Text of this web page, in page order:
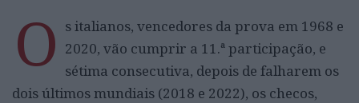
O s italianos, vencedores da prova em 1968 e
2020, vão cumprir a 11.ª participação, e
sétima consecutiva, depois de falharem os
dois últimos mundiais (2018 e 2022), os checos,